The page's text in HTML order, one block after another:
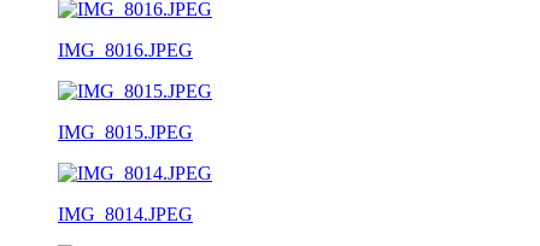
IMG_8016.JPEG
IMG_8015.JPEG
IMG_8014.JPEG